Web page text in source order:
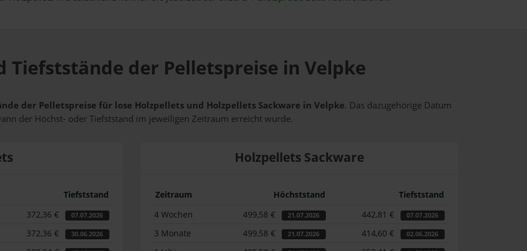
Tiefststände der Pelletspreise in Velpke
der Pelletspreise für lose Holzpellets und Holzpellets Sackware in Velpke. Das dazugehörige Datum
der Höchst- oder Tiefststand im jeweiligen Zeitraum erreicht wurde.
Tiefststand
372,36 € 07.07.2026
372,36 € 30.06.2026
Holzpellets Sackware
Zeitraum Höchststand
Tiefststand
4 Wochen
499,58 € 21.07.2026 442,81 € 07.07.2026
3 Monate 499,58 € 21.07.2026 414,60 € 02.06.2026